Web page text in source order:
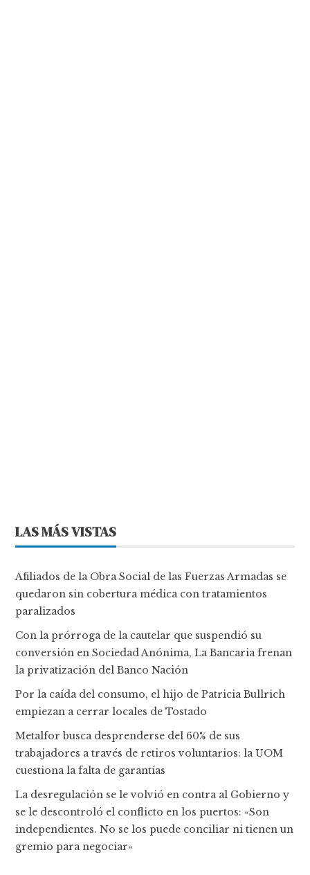
LAS MÁS VISTAS
Afiliados de la Obra Social de las Fuerzas Armadas se
quedaron sin cobertura médica con tratamientos
paralizados
Con la prórroga de la cautelar que suspendió su
conversión en Sociedad Anónima, La Bancaria frenan
la privatización del Banco Nación
Por la caída del consumo, el hijo de Patricia Bullrich
empiezan a cerrar locales de Tostado
Metalfor busca desprenderse del 60% de sus
trabajadores a través de retiros voluntarios: la UOM
cuestiona la falta de garantías
La desregulación se le volvió en contra al Gobierno y
se le descontroló el conflicto en los puertos: «Son
independientes. No se los puede conciliar ni tienen un
gremio para negociar»